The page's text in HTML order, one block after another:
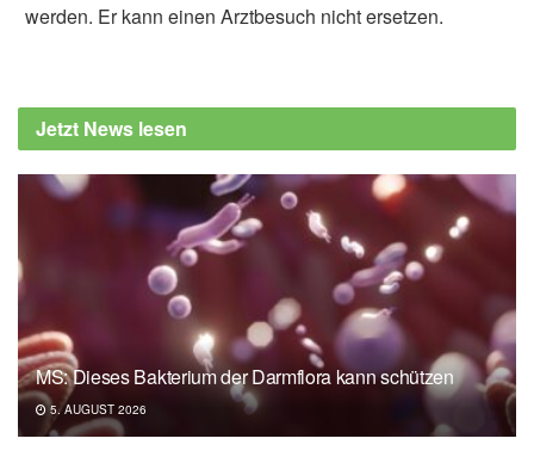
Are patients with hypertension and diabetes
mellitus at increased risk for COVID-19
werden. Er kann einen Arztbesuch nicht ersetzen.
Jetzt News lesen
MS: Dieses Bakterium der Darmflora kann schützen
5. AUGUST 2026